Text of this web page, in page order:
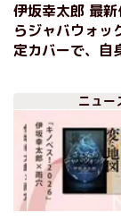
伊坂幸太郎 最
らジャバウォッ
定カバーで、自
開！
ニュー